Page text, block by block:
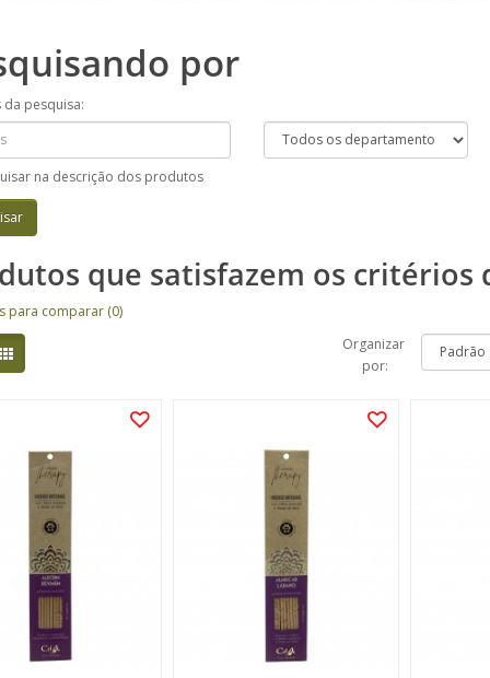
por
pesquisa:
na descrição dos produtos
que satisfazem os critérios
para comparar (0)
Organizar
por: